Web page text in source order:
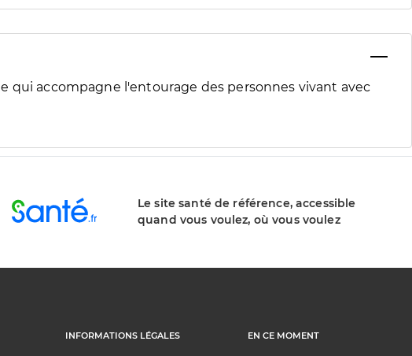
qui accompagne l'entourage des personnes vivant avec
Le site santé de référence, accessible
quand vous voulez, où vous voulez
INFORMATIONS LÉGALES EN CE MOMENT